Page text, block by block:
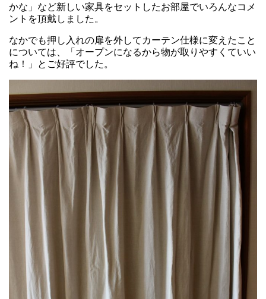
かな」など新しい家具をセットしたお部屋でいろんなコメ
ントを頂戴しました。
なかでも押し入れの扉を外してカーテン仕様に変えたこと
については、「オープンになるから物が取りやすくていい
ね！」とご好評でした。